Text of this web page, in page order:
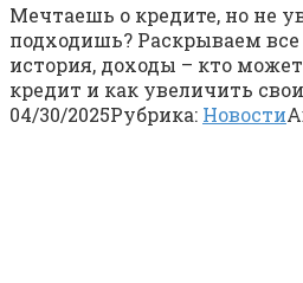
Мечтаешь о кредите, но не
подходишь? Раскрываем все
история, доходы – кто
кредит и как увеличить
04/30/2025Рубрика: Новости